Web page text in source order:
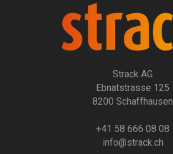
Strack AG
Ebnatstrasse 125
8200 Schaffhausen
+41 58 666 08 08
info@strack.ch